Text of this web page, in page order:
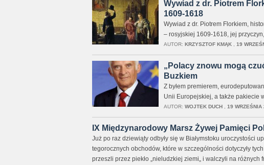
Wywiad z dr. Piotrem
1609-1618
Wywiad z dr. Piotrem Florkiem,
– rosyjskiej 1609-1618, jej
AUTOR: KRZYSZTOF KMĄK, 19
„Polacy znowu mogą
Buzkiem
Z byłem premierem,
Unii Europejskiej, a także pakiecie
AUTOR: WOJTEK DUCH, 19 WRZEŚNIA
IX Międzynarodowy Marsz Żywej Pamięci
Już po raz dziewiąty odbyły się w Białymstoku uroczystości
tegorocznych obchodów, które w szczególności dotyczyły
przeszli przez piekło „nieludzkiej ziemi„ i walczyli na różnych